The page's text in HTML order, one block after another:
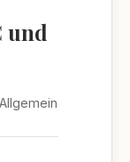
und
Allgemein